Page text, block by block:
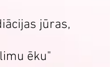
jūras,
ēku"